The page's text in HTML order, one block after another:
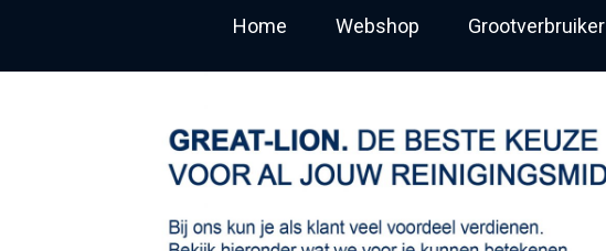
Home Webshop Grootverbruiker